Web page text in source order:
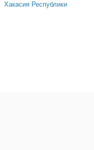
Хакасия Республики